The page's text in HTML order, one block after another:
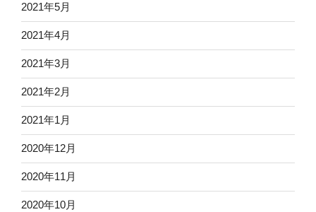
2021年5月
2021年4月
2021年3月
2021年2月
2021年1月
2020年12月
2020年11月
2020年10月